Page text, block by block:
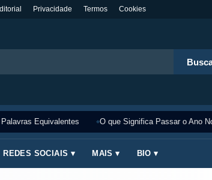
Privacidade Termos Cookies
Equivalentes O que Significa Passar o Ano
REDES SOCIAIS ▾ MAIS ▾ BIO ▾